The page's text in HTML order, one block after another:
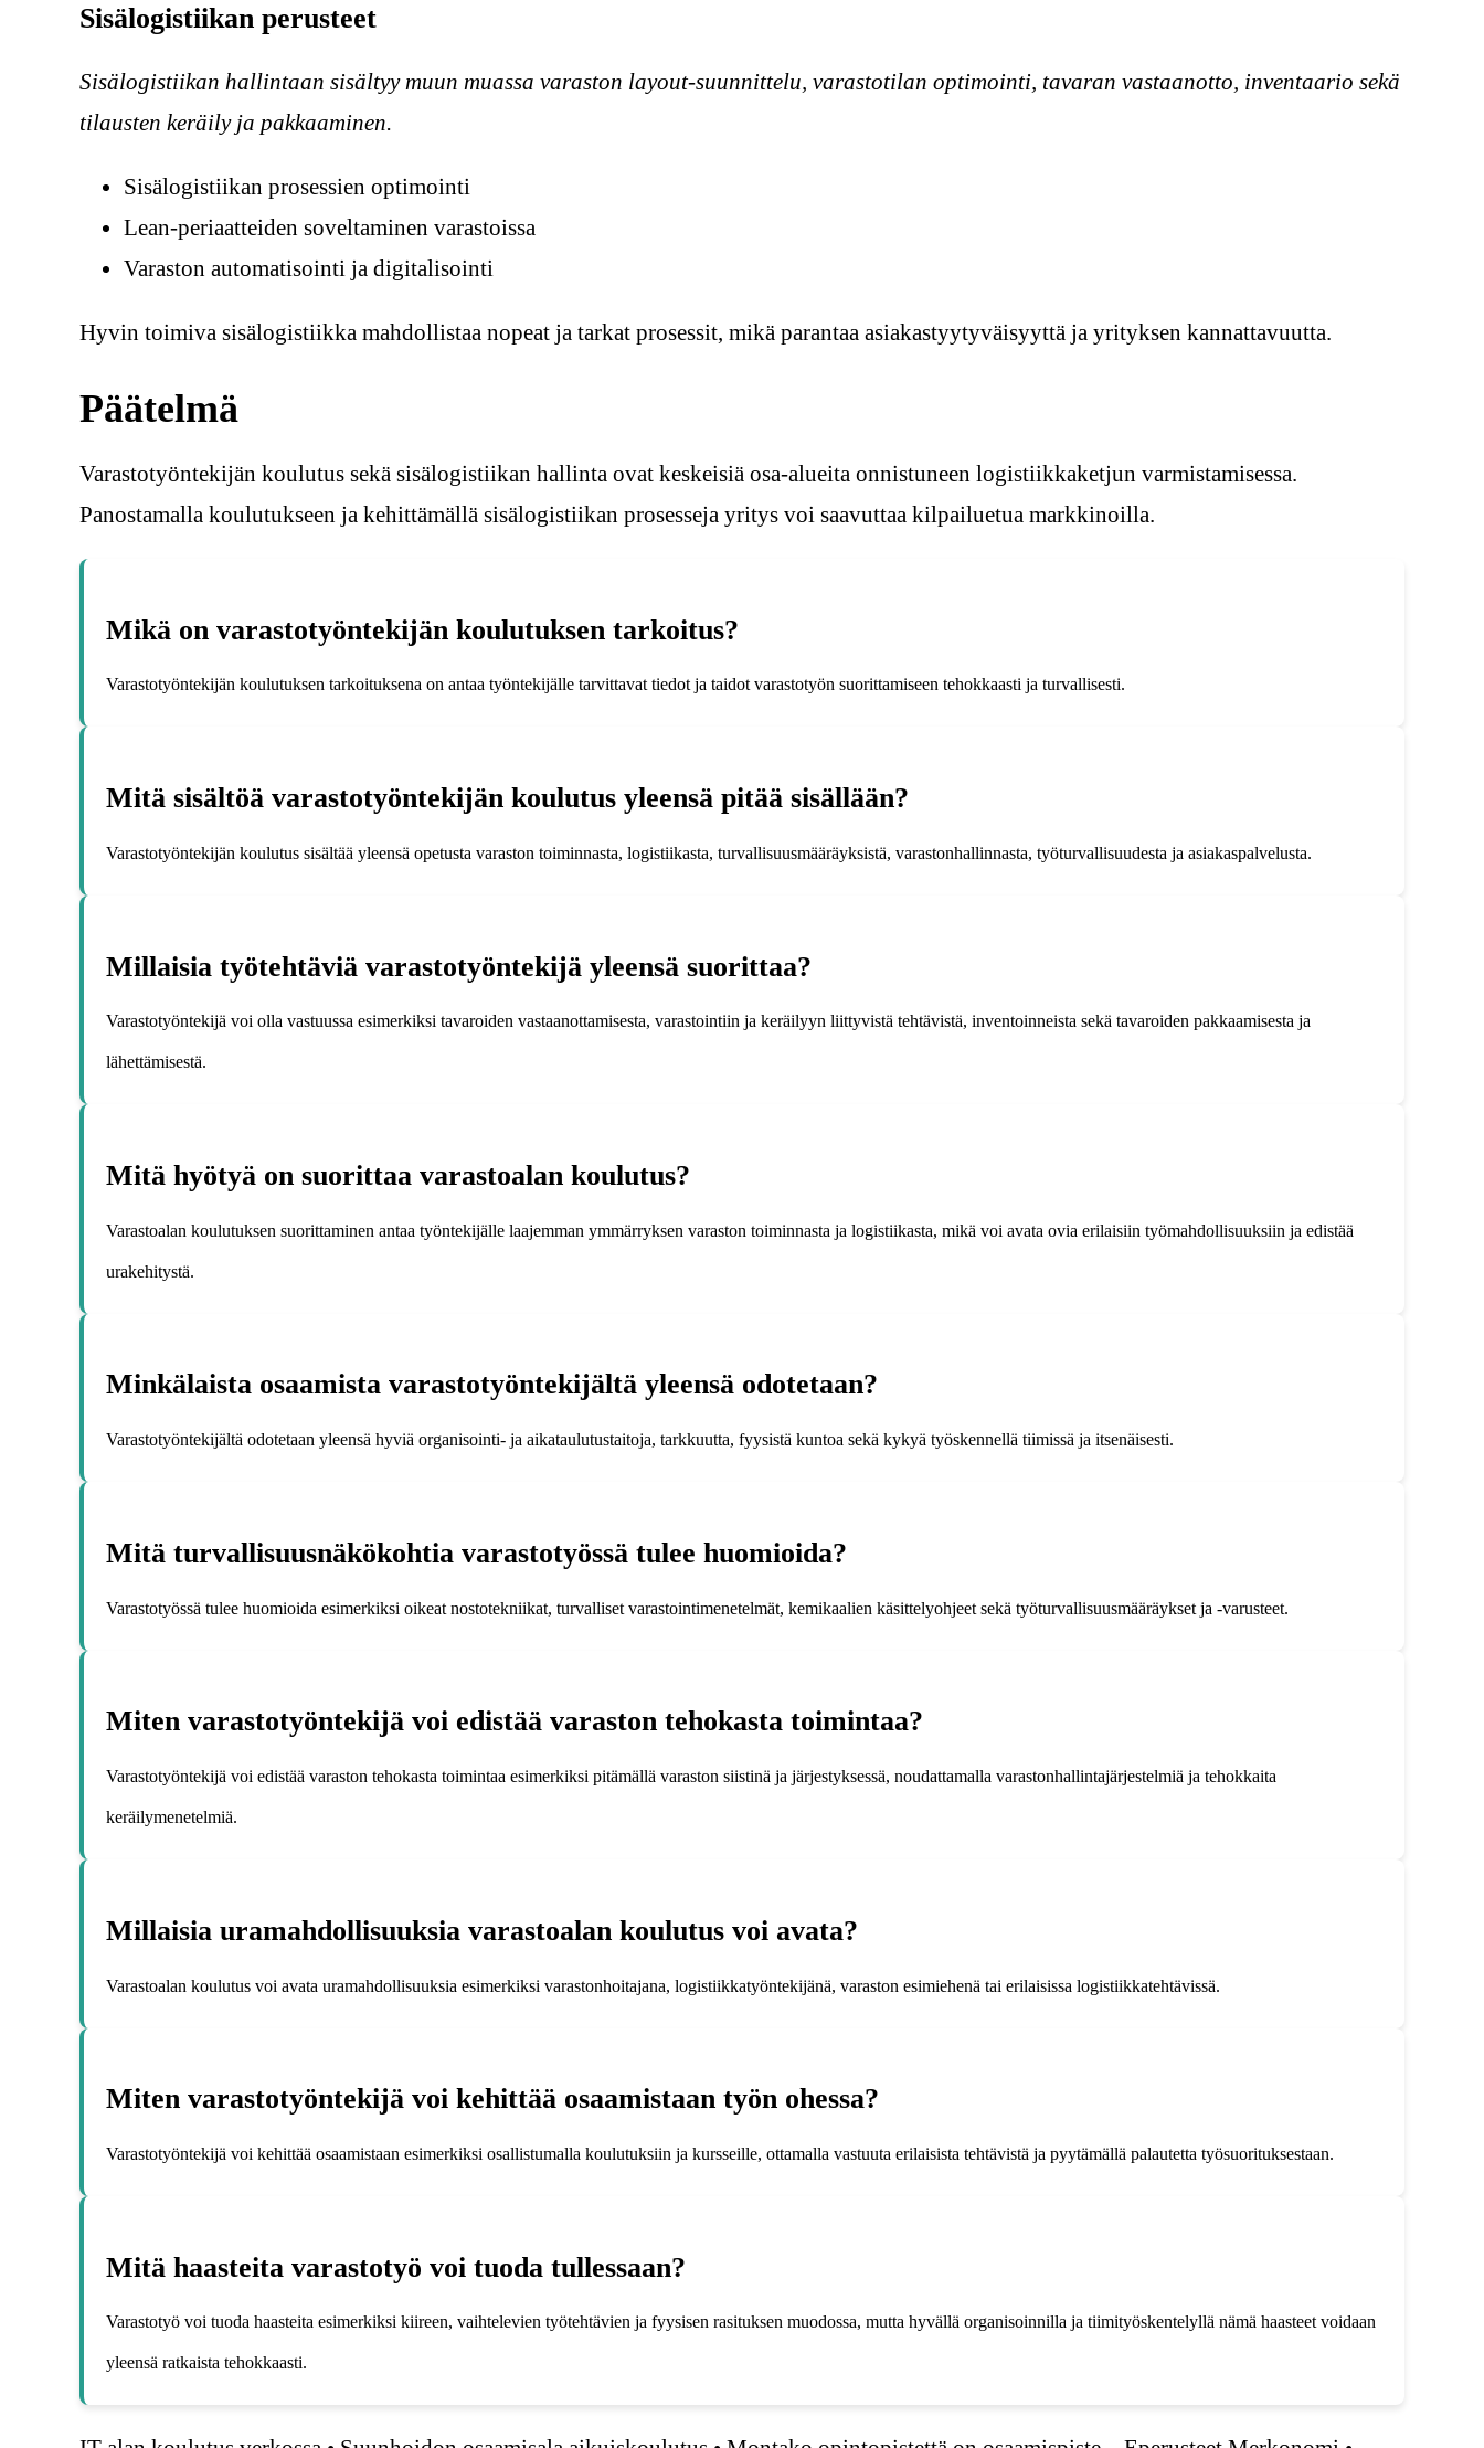
Sisälogistiikan perusteet
Sisälogistiikan hallintaan sisältyy muun muassa varaston layout-suunnittelu, varastotilan optimointi, tavaran vastaanotto, inventaario sekä
tilausten keräily ja pakkaaminen.
Sisälogistiikan prosessien optimointi
Lean-periaatteiden soveltaminen varastoissa
Varaston automatisointi ja digitalisointi
Hyvin toimiva sisälogistiikka mahdollistaa nopeat ja tarkat prosessit, mikä parantaa asiakastyytyväisyyttä ja yrityksen kannattavuutta.
Päätelmä
Varastotyöntekijän koulutus sekä sisälogistiikan hallinta ovat keskeisiä osa-alueita onnistuneen logistiikkaketjun varmistamisessa.
Panostamalla koulutukseen ja kehittämällä sisälogistiikan prosesseja yritys voi saavuttaa kilpailuetua markkinoilla.
Mikä on varastotyöntekijän koulutuksen tarkoitus?
Varastotyöntekijän koulutuksen tarkoituksena on antaa työntekijälle tarvittavat tiedot ja taidot varastotyön suorittamiseen tehokkaasti ja turvallisesti.
Mitä sisältöä varastotyöntekijän koulutus yleensä pitää sisällään?
Varastotyöntekijän koulutus sisältää yleensä opetusta varaston toiminnasta, logistiikasta, turvallisuusmääräyksistä, varastonhallinnasta, työturvallisuudesta ja asiakaspalvelusta.
Millaisia työtehtäviä varastotyöntekijä yleensä suorittaa?
Varastotyöntekijä voi olla vastuussa esimerkiksi tavaroiden vastaanottamisesta, varastointiin ja keräilyyn liittyvistä tehtävistä, inventoinneista sekä tavaroiden pakkaamisesta ja
lähettämisestä.
Mitä hyötyä on suorittaa varastoalan koulutus?
Varastoalan koulutuksen suorittaminen antaa työntekijälle laajemman ymmärryksen varaston toiminnasta ja logistiikasta, mikä voi avata ovia erilaisiin työmahdollisuuksiin ja edistää
urakehitystä.
Minkälaista osaamista varastotyöntekijältä yleensä odotetaan?
Varastotyöntekijältä odotetaan yleensä hyviä organisointi- ja aikataulutustaitoja, tarkkuutta, fyysistä kuntoa sekä kykyä työskennellä tiimissä ja itsenäisesti.
Mitä turvallisuusnäkökohtia varastotyössä tulee huomioida?
Varastotyössä tulee huomioida esimerkiksi oikeat nostotekniikat, turvalliset varastointimenetelmät, kemikaalien käsittelyohjeet sekä työturvallisuusmääräykset ja -varusteet.
Miten varastotyöntekijä voi edistää varaston tehokasta toimintaa?
Varastotyöntekijä voi edistää varaston tehokasta toimintaa esimerkiksi pitämällä varaston siistinä ja järjestyksessä, noudattamalla varastonhallintajärjestelmiä ja tehokkaita
keräilymenetelmiä.
Millaisia uramahdollisuuksia varastoalan koulutus voi avata?
Varastoalan koulutus voi avata uramahdollisuuksia esimerkiksi varastonhoitajana, logistiikkatyöntekijänä, varaston esimiehenä tai erilaisissa logistiikkatehtävissä.
Miten varastotyöntekijä voi kehittää osaamistaan työn ohessa?
Varastotyöntekijä voi kehittää osaamistaan esimerkiksi osallistumalla koulutuksiin ja kursseille, ottamalla vastuuta erilaisista tehtävistä ja pyytämällä palautetta työsuorituksestaan.
Mitä haasteita varastotyö voi tuoda tullessaan?
Varastotyö voi tuoda haasteita esimerkiksi kiireen, vaihtelevien työtehtävien ja fyysisen rasituksen muodossa, mutta hyvällä organisoinnilla ja tiimityöskentelyllä nämä haasteet voidaan
yleensä ratkaista tehokkaasti.